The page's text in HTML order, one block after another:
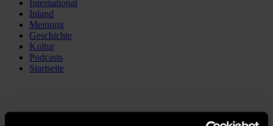
International
Inland
Meinung
Geschichte
Kultur
Podcasts
Startseite